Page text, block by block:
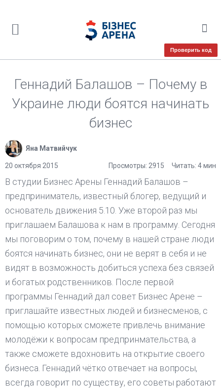
Проверить код
Геннадий Балашов – Почему в
Украине люди боятся начинать
бизнес
Яна Матвийчук
20 октября 2015 Читать: 4 мин
Просмотры: 2915
В студии Бизнес Арены Геннадий Балашов –
предприниматель, известный блогер, ведущий и
основатель движения 5.10. Уже второй раз мы
приглашаем Балашова к нам в программу. Сегодня
мы поговорим о том, почему в нашей стране люди
боятся начинать бизнес, они не верят в себя и не
видят в возможность добиться успеха без связей
и богатых родственников. После первой
программы Геннадий дал совет Бизнес Арене –
приглашайте известных людей и бизнесменов, с
помощью которых сможете привлечь внимание
молодёжи к вопросам предпринмательства, а
также сможете вдохновить на открытие своего
бизнеса. Геннадий чётко отвечает на вопросы,
всегда говорит по существу, его советы работают